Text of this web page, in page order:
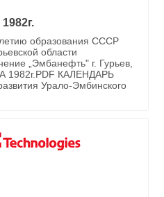
образования СССР
области
„Эмбанефть" г. Гурьев,
1982г.PDF КАЛЕНДАРЬ
Урало-Эмбинского